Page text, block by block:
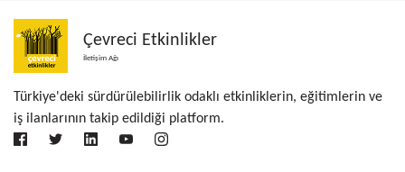
Çevreci Etkinlikler
İletişim Ağı
Türkiye'deki sürdürülebilirlik odaklı etkinliklerin, eğitimlerin ve
iş ilanlarının takip edildiği platform.